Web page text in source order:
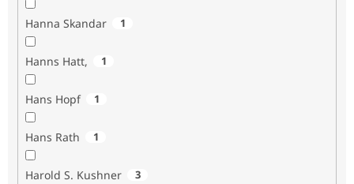
Hanna Skandar 1
Hanns Hatt, 1
Hans Hopf 1
Hans Rath 1
Harold S. Kushner 3